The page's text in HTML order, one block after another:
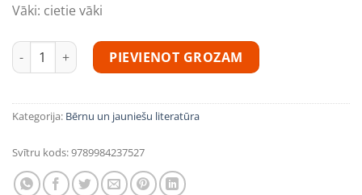
Vāki: cietie vāki
Mazais pūķis Kokosrieksts ceļo apkārt pasaulei daudzums
PIEVIENOT GROZAM
Kategorija: Bērnu un jauniešu literatūra
Svītru kods:9789984237527